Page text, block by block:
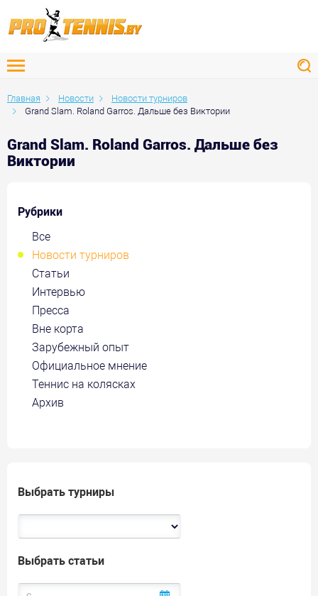
Главная Новости
Новости турниров
Grand Slam. Roland Garros. Дальше без Виктории
Grand Slam. Roland Garros. Дальше без
Виктории
Рубрики
Все
Новости турниров
Статьи
Интервью
Пресса
Вне корта
Зарубежный опыт
Официальное мнение
Теннис на колясках
Архив
Выбрать турниры
Выбрать статьи